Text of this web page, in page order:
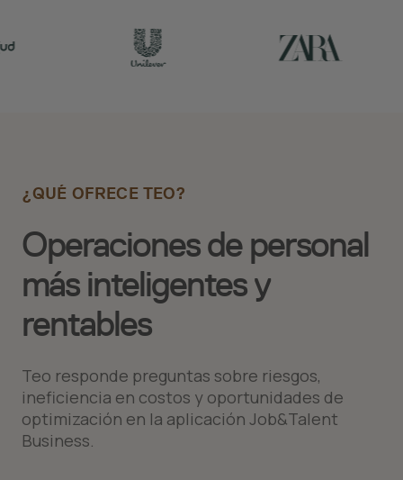
Operaciones de personal
más inteligentes y
rentables
¿QUÉ OFRECE TEO?
Teo responde preguntas sobre riesgos,
ineficiencia en costos y oportunidades de
optimización en la aplicación Job&Talent
Business.